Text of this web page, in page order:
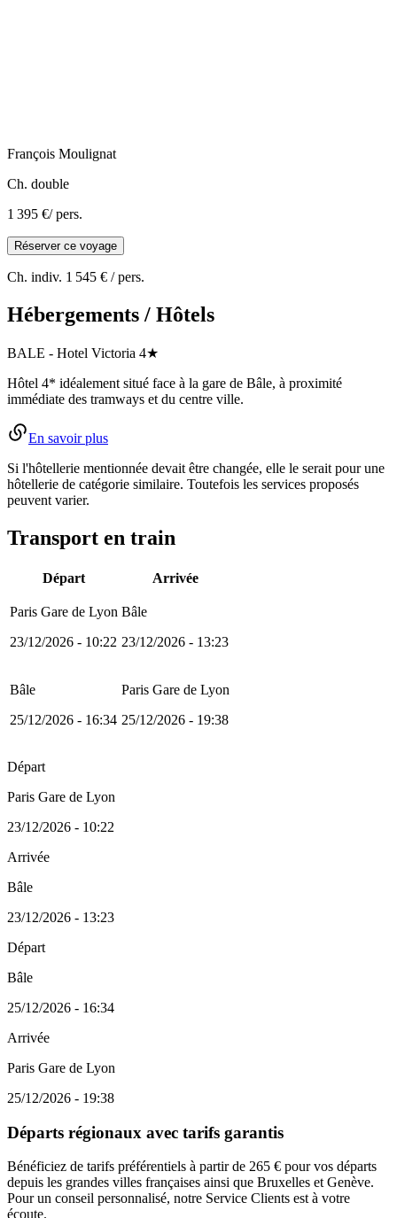
François Moulignat
Ch. double
1 395 €/ pers.
Réserver ce voyage
Ch. indiv. 1 545 € / pers.
Hébergements / Hôtels
BALE - Hotel Victoria 4★
Hôtel 4* idéalement situé face à la gare de Bâle, à proximité
immédiate des tramways et du centre ville.
En savoir plus
Si l'hôtellerie mentionnée devait être changée, elle le serait pour une
hôtellerie de catégorie similaire. Toutefois les services proposés
peuvent varier.
Transport en train
Départ Arrivée
Paris Gare de Lyon
23/12/2026 - 10:22
Bâle
23/12/2026 - 13:23
Bâle
25/12/2026 - 16:34
Paris Gare de Lyon
25/12/2026 - 19:38
Départ
Paris Gare de Lyon
23/12/2026 - 10:22
Arrivée
Bâle
23/12/2026 - 13:23
Départ
Bâle
25/12/2026 - 16:34
Arrivée
Paris Gare de Lyon
25/12/2026 - 19:38
Départs régionaux avec tarifs garantis
Bénéficiez de tarifs préférentiels à partir de 265 € pour vos départs
depuis les grandes villes françaises ainsi que Bruxelles et Genève.
Pour un conseil personnalisé, notre Service Clients est à votre
écoute.